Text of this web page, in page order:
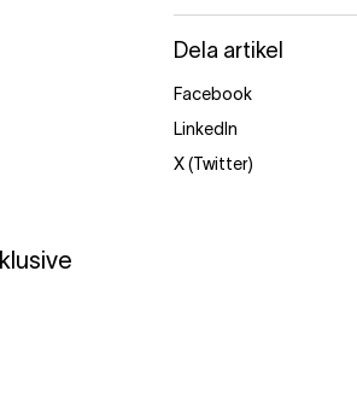
Dela artikel
Facebook
LinkedIn
X (Twitter)